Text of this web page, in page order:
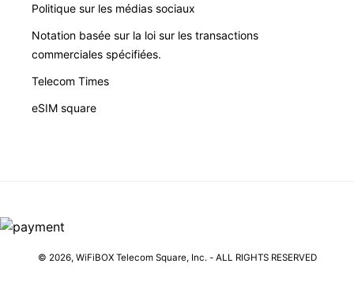
Politique sur les médias sociaux
Notation basée sur la loi sur les transactions
commerciales spécifiées.
Telecom Times
eSIM square
© 2026, WiFiBOXTelecom Square, Inc. - ALL RIGHTS RESERVED